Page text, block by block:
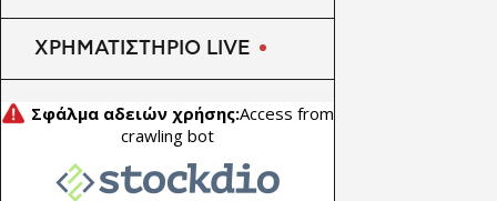
πετρέλαιο καθώς ο πόλεμος
με το Ιράν περιορίζει τις
προμήθειες από τη Μέση
Ανατολή
Αυστραλία: Στα 3 δισ.
ΧΡΗΜΑΤΙΣΤΗΡΙΟ LIVE